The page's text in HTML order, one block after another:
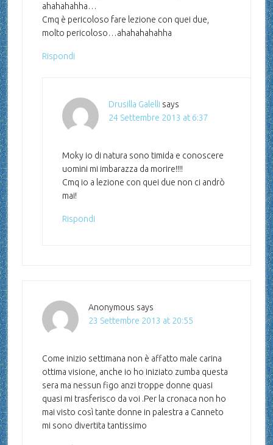
ahahahahha…
Cmq è pericoloso fare lezione con quei due,
molto pericoloso…ahahahahahha
Rispondi
Drusilla Galelli says
24 Settembre 2013 at 6:37
Moky io di natura sono timida e conoscere
uomini mi imbarazza da morire!!!!
Cmq io a lezione con quei due non ci andrò
mai!
Rispondi
Anonymous says
23 Settembre 2013 at 20:55
Come inizio settimana non è affatto male carina
ottima visione, anche io ho iniziato zumba questa
sera ma nessun figo anzi troppe donne quasi
quasi mi trasferisco da voi .Per la cronaca non ho
mai visto così tante donne in palestra a Canneto
mi sono divertita tantissimo